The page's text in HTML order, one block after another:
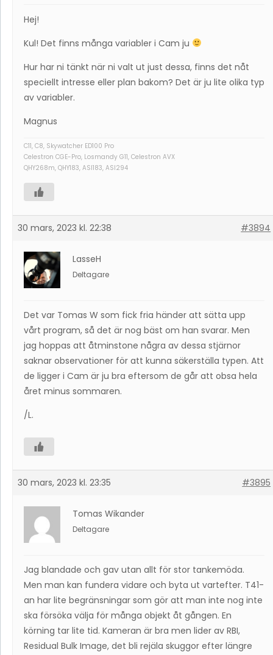
Hej!
Kul! Det finns många variabler i Cam ju
Hur har ni tänkt när ni valt ut just dessa, finns det nåt
speciellt intresse eller plan bakom? Det är ju lite olika typ
av variabler.
Magnus
C11, C8, Skywatcher ED100 Pro
Celestron CGE-Pro, Losmandy G11, Celestron AVX
QHY268m, QHY183, ASI183, ASI294
30 mars, 2023 kl. 22:38 #3894
LasseH
Deltagare
Det var Tomas W som fick fria händer att sätta upp
vårt program, så det är nog bäst om han svarar. Men
jag hoppas att åtminstone några av dessa stjärnor
saknar observationer för att kunna säkerställa typen. Att
de ligger i Cam är ju bra eftersom de går att obsa hela
året minus sommaren.
/L.
30 mars, 2023 kl. 23:35 #3895
Tomas Wikander
Deltagare
Jag blandade och gav utan allt för stor tankemöda.
Men man kan fundera vidare och byta ut vartefter. T41-
an har lite begränsningar som gör att man inte nog inte
ska försöka välja för många objekt åt gången. En
körning tar lite tid. Kameran är bra men lider av RBI,
Residual Bulk Image, det bli rejäla skuggor efter längre